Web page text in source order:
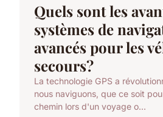
Quels sont les
systèmes de
avancés pour les
secours?
La technologie GPS a
nous naviguons, que ce soit
chemin lors d'un voyage o...